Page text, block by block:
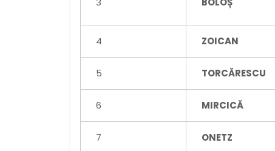
4 ZOICAN
5 TORCĂRESCU
6 MIRCICĂ
7 ONETZ